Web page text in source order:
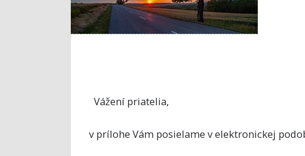
Vážení priatelia,
v prílohe Vám posielame v elektronickej